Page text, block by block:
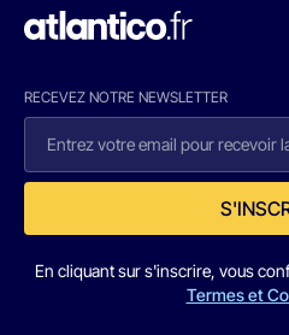
RECEVEZ NOTRE NEWSLETTER
En cliquant sur s'inscrire, vous
Termes et